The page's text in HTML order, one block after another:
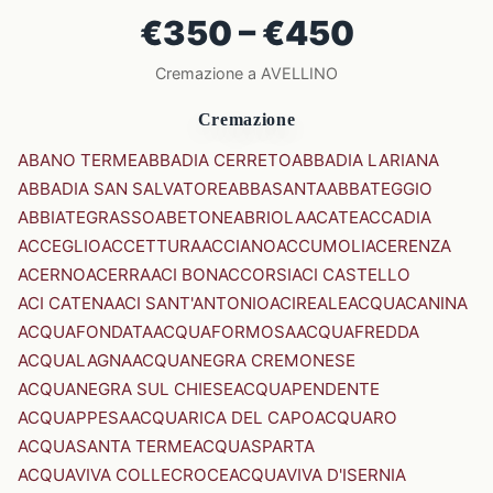
€350 – €450
Cremazione a AVELLINO
Cremazione
ABANO TERMEABBADIA CERRETOABBADIA LARIANA
ABBADIA SAN SALVATOREABBASANTAABBATEGGIO
ABBIATEGRASSOABETONEABRIOLAACATEACCADIA
ACCEGLIOACCETTURAACCIANOACCUMOLIACERENZA
ACERNOACERRAACI BONACCORSIACI CASTELLO
ACI CATENAACI SANT'ANTONIOACIREALEACQUACANINA
ACQUAFONDATAACQUAFORMOSAACQUAFREDDA
ACQUALAGNAACQUANEGRA CREMONESE
ACQUANEGRA SUL CHIESEACQUAPENDENTE
ACQUAPPESAACQUARICA DEL CAPOACQUARO
ACQUASANTA TERMEACQUASPARTA
ACQUAVIVA COLLECROCEACQUAVIVA D'ISERNIA